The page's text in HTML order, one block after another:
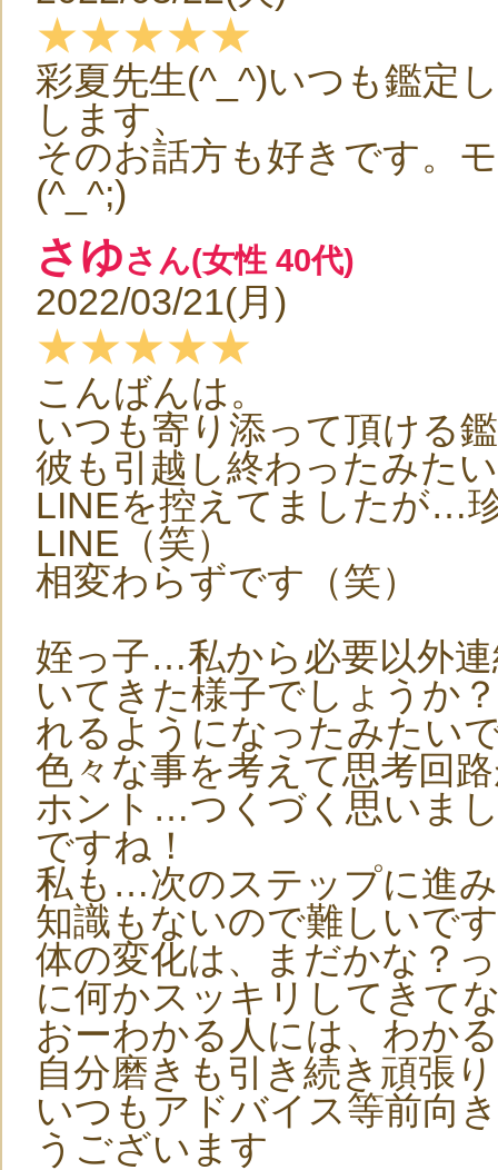
★★★★★
彩夏先生(^_^)いつも鑑定
します、
そのお話方も好きです。
(^_^;)
さゆさん(女性 40代)
2022/03/21(月)
★★★★★
こんばんは。
いつも寄り添って頂ける
彼も引越し終わったみた
LINEを控えてましたが…
LINE（笑）
相変わらずです（笑）
姪っ子…私から必要以外
いてきた様子でしょうか
れるようになったみたい
色々な事を考えて思考回
ホント…つくづく思いま
ですね！
私も…次のステップに進
知識もないので難しいで
体の変化は、まだかな？
に何かスッキリしてきて
おーわかる人には、わか
自分磨きも引き続き頑張
いつもアドバイス等前向
うございます